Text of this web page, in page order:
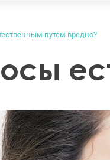
путем вредно?